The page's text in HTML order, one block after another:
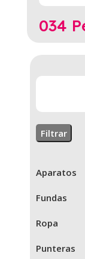
034
Filtrar
Aparatos
Fundas
Ropa
Punteras